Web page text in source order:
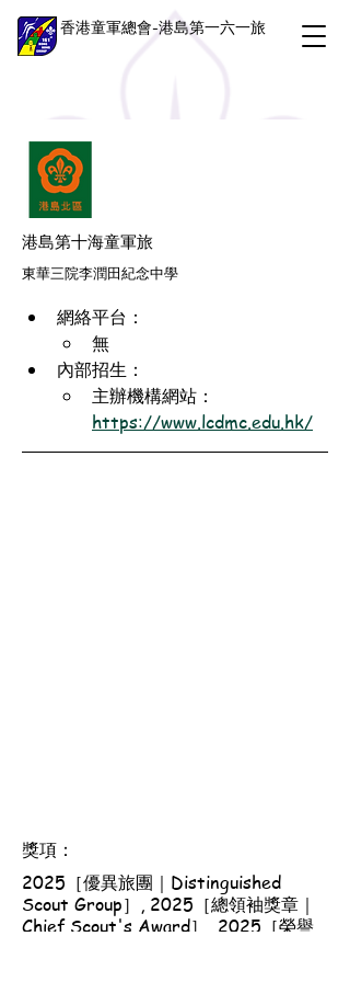
香港童軍總會-港島第一六一旅
港島第十海童軍旅
東華三院李潤田紀念中學
網絡平台：
無
內部招生：
主辦機構網站：
https://www.lcdmc.edu.hk/
獎項：
2025［優異旅團｜Distinguished
Scout Group］, 2025［總領袖獎章｜
Chief Scout's Award］, 2025［榮譽